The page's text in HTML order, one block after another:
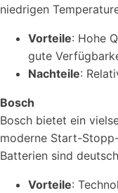
niedrigen
Vorteile: Hohe
gute
Nachteile:
Bosch
Bosch bietet ein
moderne Start-
Batterien sind
Vorteile: